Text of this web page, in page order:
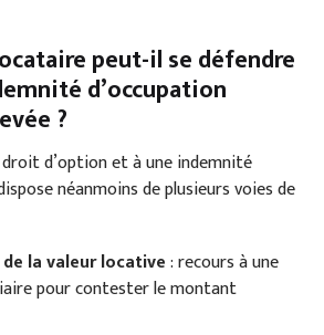
peut-il se défendre
d’occupation
?
droit d’option et à une indemnité
néanmoins de plusieurs voies de
la valeur locative: recours à une
pour contester le montant